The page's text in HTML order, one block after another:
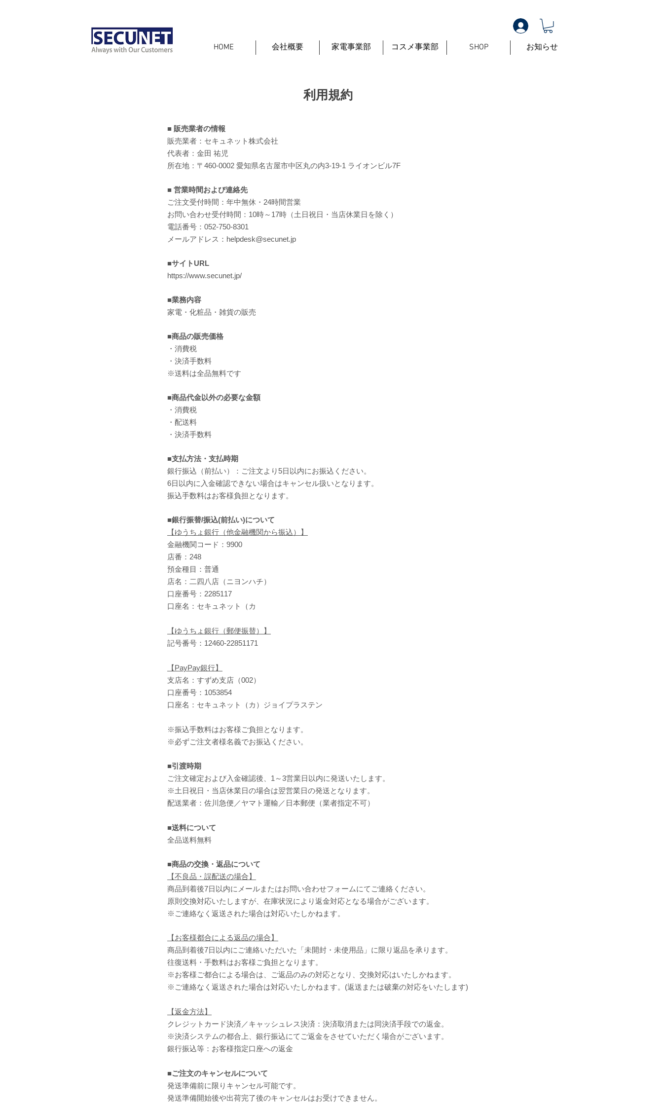
HOME 会社概要 家電事業部 コスメ事業部 SHOP お知らせ
利用規約
■ 販売業者の情報
販売業者：セキュネット株式会社
代表者：金田 祐児
所在地：〒460-0002 愛知県名古屋市中区丸の内3-19-1 ライオンビル7F
■ 営業時間および連絡先
ご注文受付時間：年中無休・24時間営業
お問い合わせ受付時間：10時～17時（土日祝日・当店休業日を除く）
電話番号：052-750-8301
メールアドレス：helpdesk@secunet.jp
■サイトURL
https://www.secunet.jp/
■業務内容
家電・化粧品・雑貨の販売
■商品の販売価格
・消費税
・決済手数料
※送料は全品無料です
■商品代金以外の必要な金額
・消費税
・配送料
・決済手数料
■支払方法・支払時期
銀行振込（前払い）：ご注文より5日以内にお振込ください。
6日以内に入金確認できない場合はキャンセル扱いとなります。
振込手数料はお客様負担となります。
■銀行振替/振込(前払い)について
【ゆうちょ銀行（他金融機関から振込）】
金融機関コード：9900
店番：248
預金種目：普通
店名：二四八店（ニヨンハチ）
口座番号：2285117
口座名：セキュネット（カ
【ゆうちょ銀行（郵便振替）】
記号番号：12460-22851171
【PayPay銀行】
支店名：すずめ支店（002）
口座番号：1053854
口座名：セキュネット（カ）ジョイプラステン
※振込手数料はお客様ご負担となります。
※必ずご注文者様名義でお振込ください。
■引渡時期
ご注文確定および入金確認後、1～3営業日以内に発送いたします。
※土日祝日・当店休業日の場合は翌営業日の発送となります。
配送業者：佐川急便／ヤマト運輸／日本郵便（業者指定不可）
■送料について
全品送料無料
■商品の交換・返品について
【不良品・誤配送の場合】
商品到着後7日以内にメールまたはお問い合わせフォームにてご連絡ください。
原則交換対応いたしますが、在庫状況により返金対応となる場合がございます。
※ご連絡なく返送された場合は対応いたしかねます。
【お客様都合による返品の場合】
商品到着後7日以内にご連絡いただいた「未開封・未使用品」に限り返品を承ります。
往復送料・手数料はお客様ご負担となります。
※お客様ご都合による場合は、ご返品のみの対応となり、交換対応はいたしかねます。
※ご連絡なく返送された場合は対応いたしかねます。(返送または破棄の対応をいたします)
【返金方法】
クレジットカード決済／キャッシュレス決済：決済取消または同決済手段での返金。
※決済システムの都合上、銀行振込にてご返金をさせていただく場合がございます。
銀行振込等：お客様指定口座への返金
■ご注文のキャンセルについて
発送準備前に限りキャンセル可能です。
発送準備開始後や出荷完了後のキャンセルはお受けできません。